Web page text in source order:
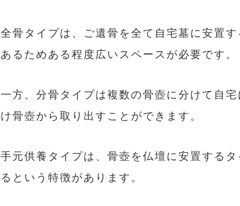
全骨タイプは、ご遺骨を全て自宅墓に安置
あるためある程度広いスペースが必要です。
一方、分骨タイプは複数の骨壺に分けて自
け骨壺から取り出すことができます。
手元供養タイプは、骨壺を仏壇に安置する
るという特徴があります。